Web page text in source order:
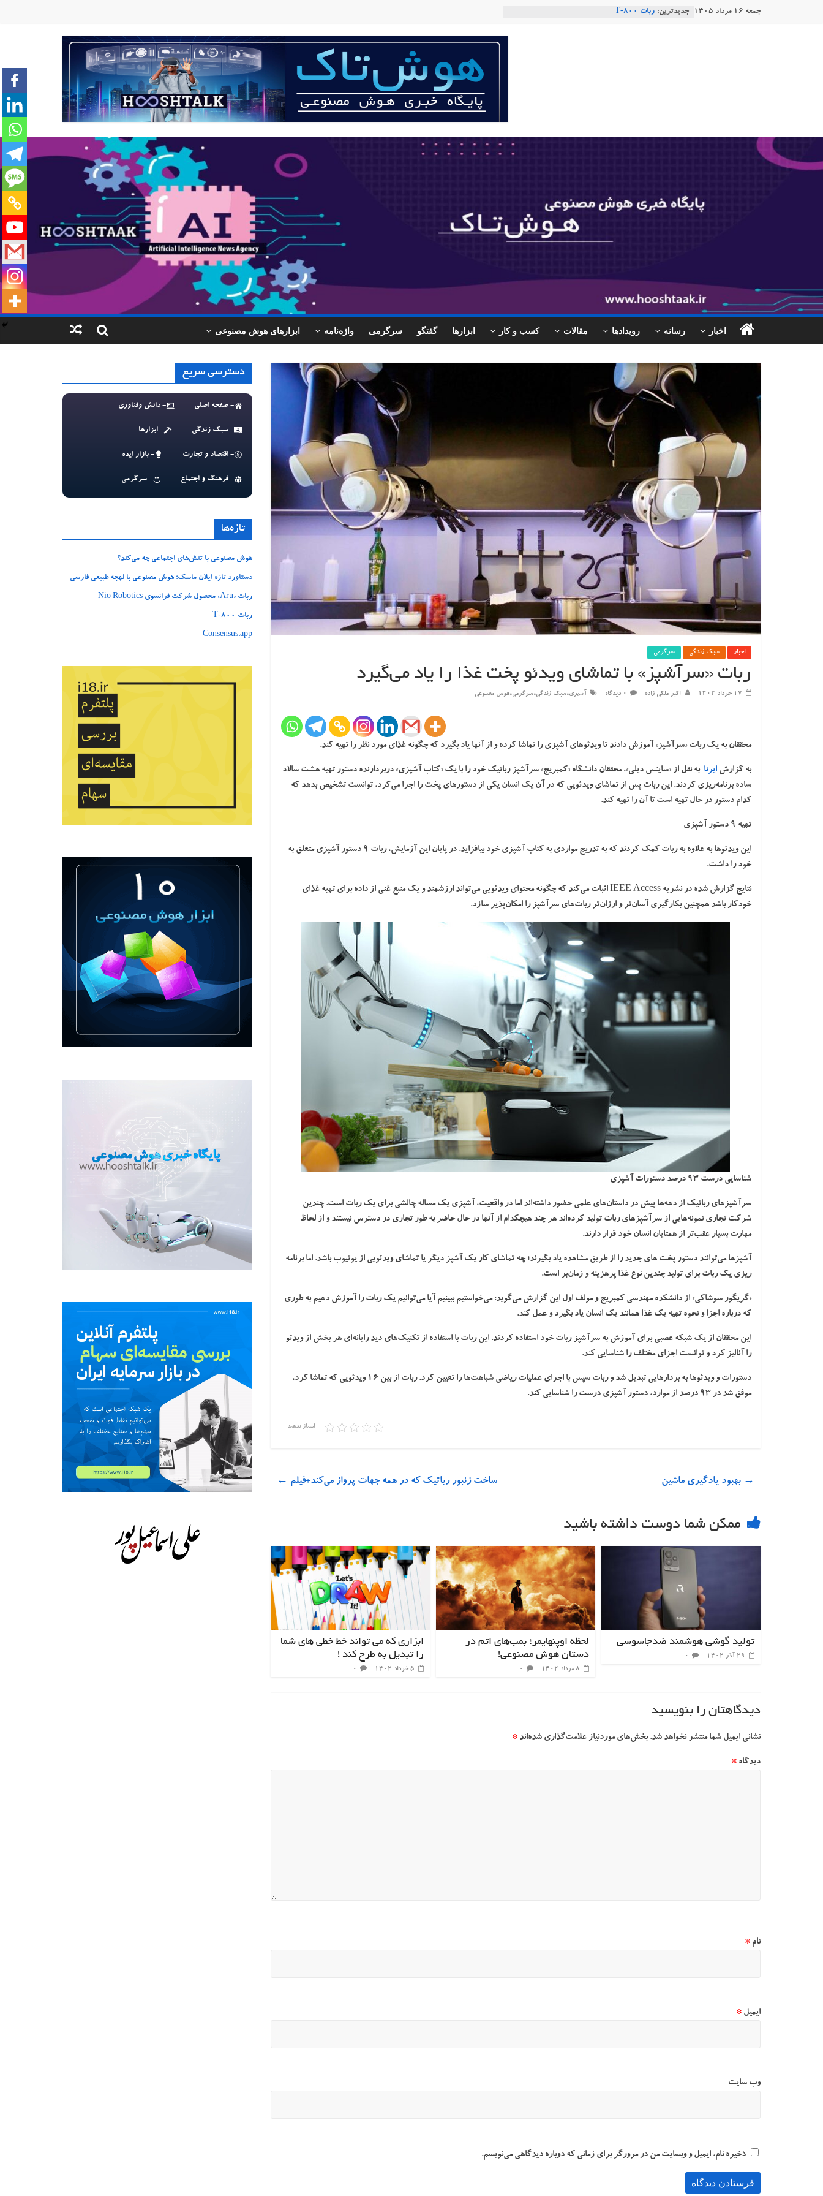
جمعه ۱۶ مرداد ۱۴۰۵ جدیدترین: ربات T‑800
خبری
مصنوعی
اخبار رسانه رویدادها مقالات کسب و کار ابزارها گفتگو سرگرمی واژه‌نامه ابزارهای هوش مصنوعی
اخبار سبک زندگی سرگرمی
ربات «سرآشپز» با تماشای ویدئو پخت غذا را یاد می‌گیرد
۱۷ خرداد ۱۴۰۲ اکبر ملکی زاده ۰ دیدگاه آشپزی،سبک زندگی،سرگرمی،هوش مصنوعی
محققان به یک ربات «سرآشپز» آموزش دادند تا ویدئوهای آشپزی را تماشا کرده و از آنها یاد بگیرد که چگونه غذای مورد نظر را تهیه کند.
به گزارش ایرنا به نقل از «ساینس دیلی»، محققان دانشگاه «کمبریج» سرآشپز رباتیک خود را با یک «کتاب آشپزی» دربردارنده دستور تهیه هشت سالاد
ساده برنامه‌ریزی کردند. این ربات پس از تماشای ویدئویی که در آن یک انسان یکی از دستورهای پخت را اجرا می‌کرد، توانست تشخیص بدهد که
کدام دستور در حال تهیه است تا آن را تهیه کند.
تهیه ۹ دستور آشپزی
این ویدئوها به علاوه به ربات کمک کردند که به تدریج مواردی به کتاب آشپزی خود بیافزاید. در پایان این آزمایش، ربات ۹ دستور آشپزی متعلق به
خود را داشت.
نتایج گزارش شده در نشریه IEEE Access اثبات می‌کند که چگونه محتوای ویدئویی می‌تواند ارزشمند و یک منبع غنی از داده برای تهیه غذای
خودکار باشد همچنین بکارگیری آسان‌تر و ارزان‌تر ربات‌های سرآشپز را امکان‌پذیر سازد.
شناسایی درست ۹۳ درصد دستورات آشپزی
سرآشپزهای رباتیک از دهه‌ها پیش در داستان‌های علمی حضور داشته‌اند اما در واقعیت، آشپزی یک مساله چالشی برای یک ربات است. چندین
شرکت تجاری نمونه‌هایی از سرآشپزهای ربات تولید کرده‌اند هر چند هیچکدام از آنها در حال حاضر به طور تجاری در دسترس نیستند و از لحاظ
مهارت بسیار عقب‌تر از همتایان انسان خود قرار دارند.
آشپزها می‌توانند دستور پخت های جدید را از طریق مشاهده یاد بگیرند؛ چه تماشای کار یک آشپز دیگر یا تماشای ویدئویی از یوتیوب باشد. اما برنامه
ریزی یک ربات برای تولید چندین نوع غذا پرهزینه و زمان‌بر است.
«گریگور سوشاکی» از دانشکده مهندسی کمبریج و مولف اول این گزارش می‌گوید: می‌خواستیم ببینیم آیا می‌توانیم یک ربات را آموزش دهیم به طوری
که درباره اجزا و نحوه تهیه یک غذا همانند یک انسان یاد بگیرد و عمل کند.
این محققان از یک شبکه عصبی برای آموزش به سرآشپز ربات خود استفاده کردند. این ربات با استفاده از تکنیک‌های دید رایانه‌ای هر بخش از ویدئو
را آنالیز کرد و توانست اجزای مختلف را شناسایی کند.
دستورات و ویدئوها به بردارهایی تبدیل شد و ربات سپس با اجرای عملیات ریاضی شباهت‌ها را تعیین کرد. ربات از بین ۱۶ ویدئویی که تماشا کرد،
موفق شد در ۹۳ درصد از موارد، دستور آشپزی درست را شناسایی کند.
امتیاز بدهید
→ بهبود یادگیری ماشین ساخت زنبور رباتیک که در همه جهات پرواز می‌کند+فیلم ←
ممکن شما دوست داشته باشید
تولید گوشی هوشمند ضدجاسوسی
۲۹ آذر ۱۴۰۲ ۰
لحظه اوپنهایمر؛ بمب‌های اتم در
دستان هوش مصنوعی!
۸ مرداد ۱۴۰۲ ۰
ابزاری که می تواند خط خطی های شما
را تبدیل به طرح کند !
۵ خرداد ۱۴۰۲ ۰
دیدگاهتان را بنویسید
نشانی ایمیل شما منتشر نخواهد شد. بخش‌های موردنیاز علامت‌گذاری شده‌اند *
دیدگاه *
نام *
ایمیل *
وب‌ سایت
ذخیره نام، ایمیل و وبسایت من در مرورگر برای زمانی که دوباره دیدگاهی می‌نویسم.
دسترسی سریع
- صفحه اصلی - دانش وفناوری
- سبک زندگی - ابزارها
- اقتصاد و تجارت - بازار ایده
- فرهنگ و اجتماع - سرگرمی
تازه‌ها
هوش مصنوعی با تنش‌های اجتماعی چه می‌کند؟
دستاورد تازه ایلان ماسک؛ هوش مصنوعی با لهجه طبیعی فارسی
ربات «Aru» محصول شرکت فرانسوی Nio Robotics
ربات T‑800
Consensus.app